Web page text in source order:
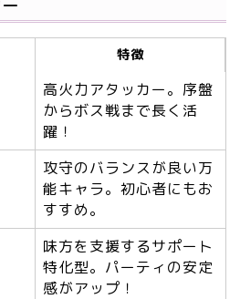
特徴
高火力アタッカー。序盤
からボス戦まで長く活
躍！
攻守のバランスが良い万
能キャラ。初心者にもお
すすめ。
味方を支援するサポート
特化型。パーティの安定
感がアップ！